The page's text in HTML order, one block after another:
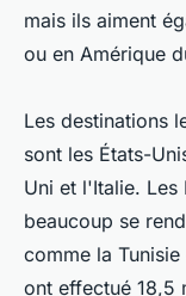
mais ils aiment
ou en Amérique
Les destinations
sont les États-
Uni et l'Italie. Les
beaucoup se
comme la
ont effectué 18,5